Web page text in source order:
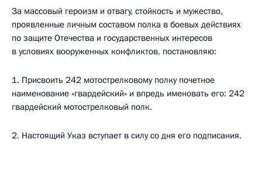
За массовый героизм и отвагу, стойкость и мужество,
проявленные личным составом полка в боевых действиях
по защите Отечества и государственных интересов
в условиях вооруженных конфликтов, постановляю:
1. Присвоить 242 мотострелковому полку почетное
наименование «гвардейский» и впредь именовать его: 242
гвардейский мотострелковый полк.
2. Настоящий Указ вступает в силу со дня его подписания.